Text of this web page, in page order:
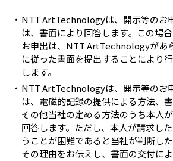
NTT ArtTechnologyは、開示等のお
は、書面により回答します。この場
お申出は、NTT ArtTechnologyがあ
に従った書面を提出することにより
します。
NTT ArtTechnologyは、開示等のお
は、電磁的記録の提供による方法、
その他当社の定める方法のうち本人
回答します。ただし、本人が請求し
うことが困難であると当社が判断し
その理由をお伝えし、書面の交付に